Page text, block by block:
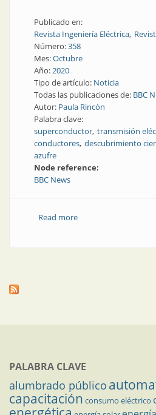
Publicado en:
Revista Ingeniería Eléctrica
Número:358
Mes:Octubre
Año:2020
Tipo de artículo: Noticia
Todas las publicaciones de: BBC
Autor: Paula Rincón
Palabra clave:
superconductor transmisión
conductores descubrimiento
azufre
Node reference:
BBC News
Read moreabout
PALABRA CLAVE
alumbrado público
capacitación consumo eléctrico